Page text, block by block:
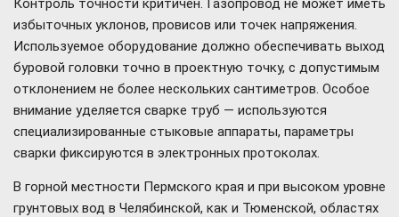
избыточных уклонов, провисов или точек напряжения.
Используемое оборудование должно обеспечивать выход
буровой головки точно в проектную точку, с допустимым
отклонением не более нескольких сантиметров. Особое
внимание уделяется сварке труб — используются
специализированные стыковые аппараты, параметры
сварки фиксируются в электронных протоколах.
В горной местности Пермского края и при высоком уровне
грунтовых вод в Челябинской, как и Тюменской, областях